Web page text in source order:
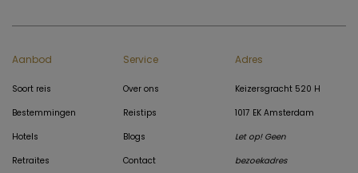
Aanbod
Soort reis
Bestemmingen
Hotels
Retraites
Service
Over ons
Reistips
Blogs
Contact
Adres
Keizersgracht 520 H
1017 EK Amsterdam
Let op! Geen
bezoekadres